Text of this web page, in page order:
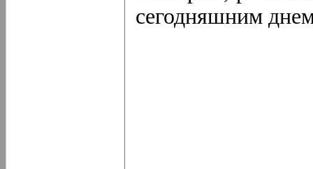
сегодняшним